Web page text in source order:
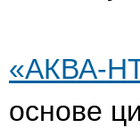
«АКВА-
основе